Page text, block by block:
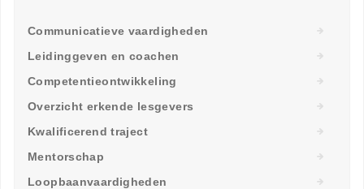
Communicatieve vaardigheden
Leidinggeven en coachen
Competentieontwikkeling
Overzicht erkende lesgevers
Kwalificerend traject
Mentorschap
Loopbaanvaardigheden